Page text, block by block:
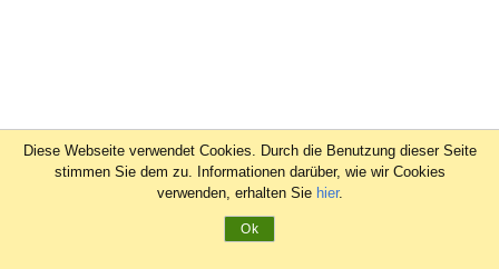
Diese Webseite verwendet Cookies. Durch die Benutzung dieser Seite
stimmen Sie dem zu. Informationen darüber, wie wir Cookies
verwenden, erhalten Sie hier.
Ok